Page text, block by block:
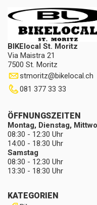
BIKElocal St. Moritz
Via Maistra 21
7500 St. Moritz
stmoritz@bikelocal.ch
081 377 33 33
KATEGORIEN
ÖFFNUNGSZEITEN
Montag, Dienstag,
08:30 - 12:30 Uhr
14:00 - 18:30 Uhr
Samstag
08:30 - 12:30 Uhr
13:30 - 18:30 Uhr